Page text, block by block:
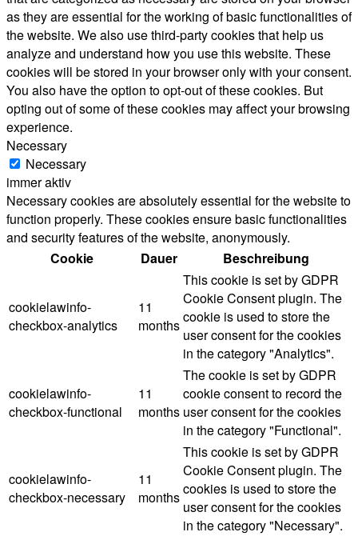
as they are essential for the working of basic functionalities of
the website. We also use third-party cookies that help us
analyze and understand how you use this website. These
cookies will be stored in your browser only with your consent.
You also have the option to opt-out of these cookies. But
opting out of some of these cookies may affect your browsing
experience.
Necessary
Necessary
immer aktiv
Necessary cookies are absolutely essential for the website to
function properly. These cookies ensure basic functionalities
and security features of the website, anonymously.
Cookie
Dauer Beschreibung
cookielawinfo-
checkbox-analytics
11
months
This cookie is set by GDPR
Cookie Consent plugin. The
cookie is used to store the
user consent for the cookies
in the category "Analytics".
cookielawinfo-
checkbox-functional
11
months
The cookie is set by GDPR
cookie consent to record the
user consent for the cookies
in the category "Functional".
cookielawinfo-
checkbox-necessary
11
months
This cookie is set by GDPR
Cookie Consent plugin. The
cookies is used to store the
user consent for the cookies
in the category "Necessary".